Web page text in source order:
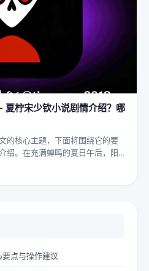
夏柠宋少钦小说剧情介绍？哪
的核心主题，下面将围绕它的要
绍。在充满蝉鸣的夏日午后，阳光
夏柠的肩头。她坐在旧书摊旁，手
点与操作建议